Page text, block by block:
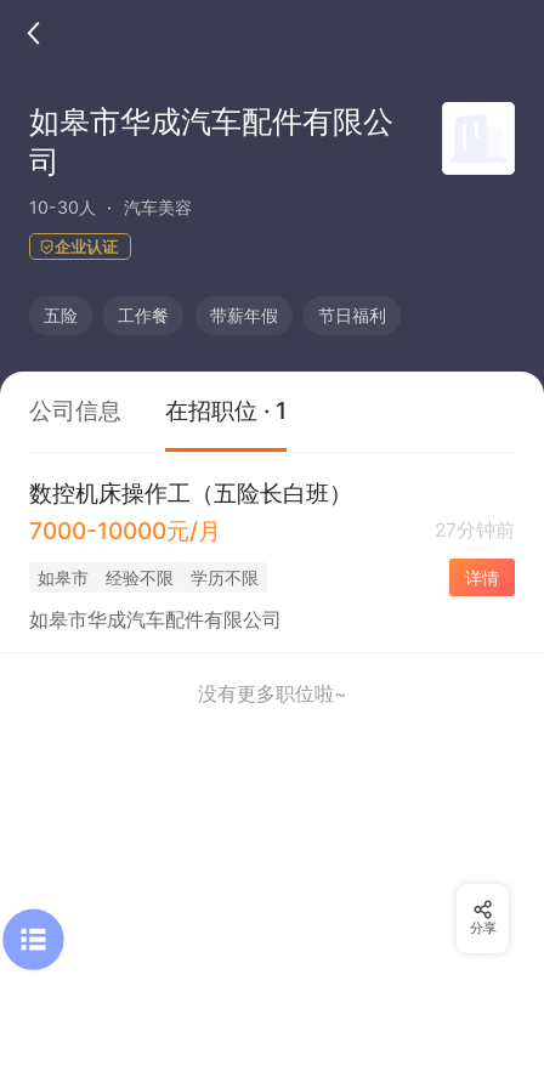
如皋市华成汽车配件有限公
司
10-30人 汽车美容
企业认证
五险 工作餐 带薪年假 节日福利
公司信息 在招职位 · 1
数控机床操作工（五险长白班）
7000-10000元/月
27分钟前
如皋市 经验不限 学历不限 详情
如皋市华成汽车配件有限公司
没有更多职位啦~
分享